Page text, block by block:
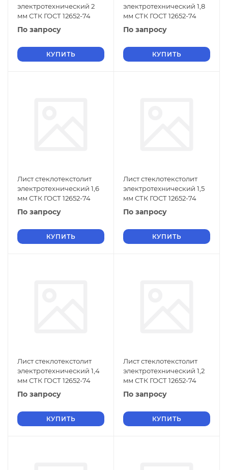
электротехнический 2
мм СТК ГОСТ 12652-74
По запросу
КУПИТЬ
электротехнический 1,8
мм СТК ГОСТ 12652-74
По запросу
КУПИТЬ
Лист стеклотекстолит
электротехнический 1,6
мм СТК ГОСТ 12652-74
По запросу
КУПИТЬ
Лист стеклотекстолит
электротехнический 1,5
мм СТК ГОСТ 12652-74
По запросу
КУПИТЬ
Лист стеклотекстолит
электротехнический 1,4
мм СТК ГОСТ 12652-74
По запросу
КУПИТЬ
Лист стеклотекстолит
электротехнический 1,2
мм СТК ГОСТ 12652-74
По запросу
КУПИТЬ